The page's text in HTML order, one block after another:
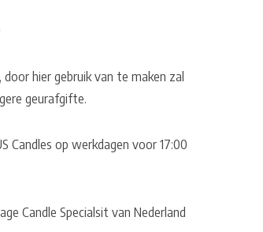
hier gebruik van te maken zal
geurafgifte.
Candles op werkdagen voor 17:00
Candle Specialsit van Nederland